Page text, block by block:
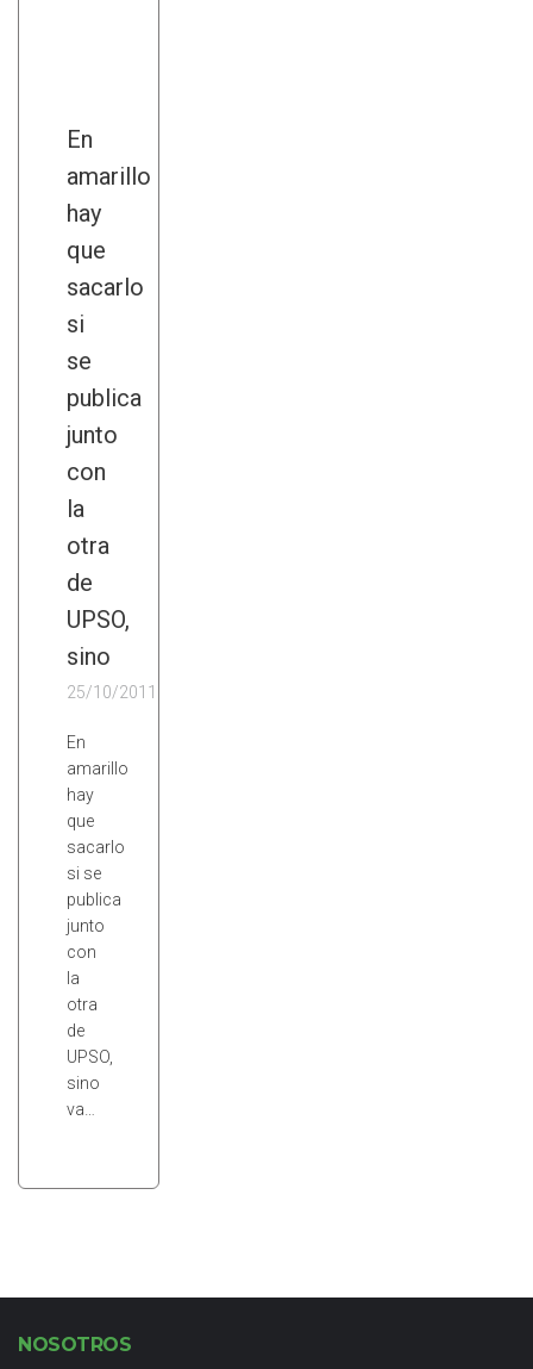
En
amarillo
hay
que
sacarlo
si
se
publica
junto
con
la
otra
de
UPSO,
sino
25/10/2011
En
amarillo
hay
que
sacarlo
si se
publica
junto
con
la
otra
de
UPSO,
sino
va…
NOSOTROS